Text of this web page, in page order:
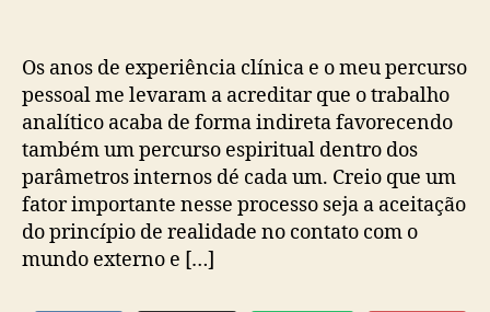
Os anos de experiência clínica e o meu percurso
pessoal me levaram a acreditar que o trabalho
analítico acaba de forma indireta favorecendo
também um percurso espiritual dentro dos
parâmetros internos dé cada um. Creio que um
fator importante nesse processo seja a aceitação
do princípio de realidade no contato com o
mundo externo e […]